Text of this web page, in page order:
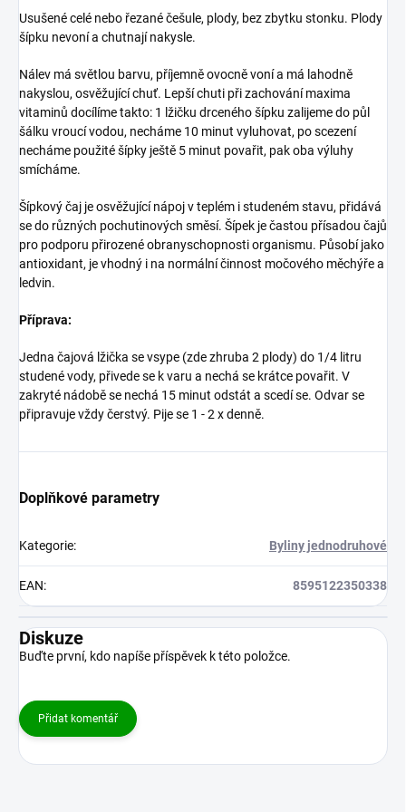
Usušené celé nebo řezané češule, plody, bez zbytku stonku. Plody
šípku nevoní a chutnají nakysle.
Nálev má světlou barvu, příjemně ovocně voní a má lahodně
nakyslou, osvěžující chuť. Lepší chuti při zachování maxima
vitaminů docílíme takto: 1 lžičku drceného šípku zalijeme do půl
šálku vroucí vodou, necháme 10 minut vyluhovat, po scezení
necháme použité šípky ještě 5 minut povařit, pak oba výluhy
smícháme.
Šípkový čaj je osvěžující nápoj v teplém i studeném stavu, přidává
se do různých pochutinových směsí. Šípek je častou přísadou čajů
pro podporu přirozené obranyschopnosti organismu. Působí jako
antioxidant, je vhodný i na normální činnost močového měchýře a
ledvin.
Příprava:
Jedna čajová lžička se vsype (zde zhruba 2 plody) do 1/4 litru
studené vody, přivede se k varu a nechá se krátce povařit. V
zakryté nádobě se nechá 15 minut odstát a scedí se. Odvar se
připravuje vždy čerstvý. Pije se 1 - 2 x denně.
Doplňkové parametry
Kategorie: Byliny jednodruhové
EAN: 8595122350338
Diskuze
Buďte první, kdo napíše příspěvek k této položce.
Přidat komentář